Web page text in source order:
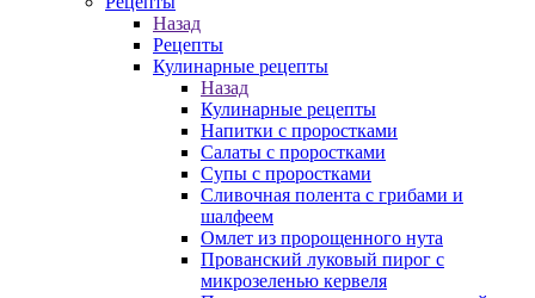
Назад
Рецепты
Кулинарные рецепты
Назад
Кулинарные рецепты
Напитки с проростками
Салаты с проростками
Супы с проростками
Сливочная полента с грибами и
шалфеем
Омлет из пророщенного нута
Прованский луковый пирог с
микрозеленью кервеля